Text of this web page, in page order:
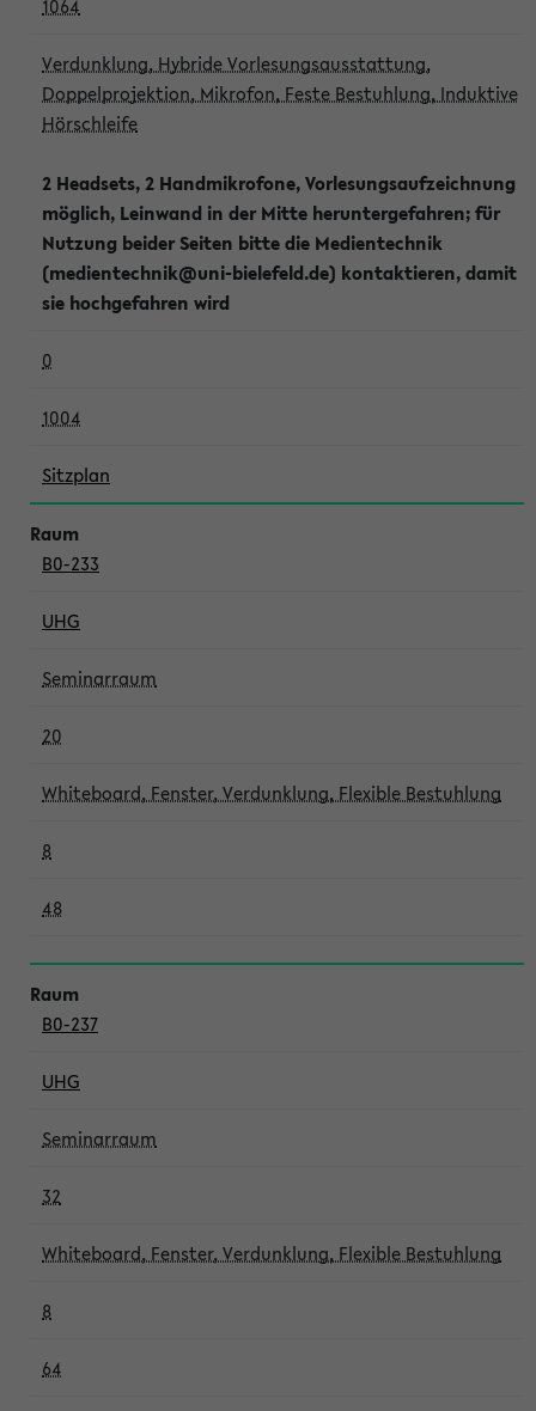
1064
Verdunklung, Hybride Vorlesungsausstattung,
Doppelprojektion, Mikrofon, Feste Bestuhlung, Induktive
Hörschleife
2 Headsets, 2 Handmikrofone, Vorlesungsaufzeichnung
möglich, Leinwand in der Mitte heruntergefahren; für
Nutzung beider Seiten bitte die Medientechnik
(medientechnik@uni-bielefeld.de) kontaktieren, damit
sie hochgefahren wird
0
1004
Sitzplan
B0-233
UHG
Seminarraum
20
Whiteboard, Fenster, Verdunklung, Flexible Bestuhlung
8
48
B0-237
UHG
Seminarraum
32
Whiteboard, Fenster, Verdunklung, Flexible Bestuhlung
8
64